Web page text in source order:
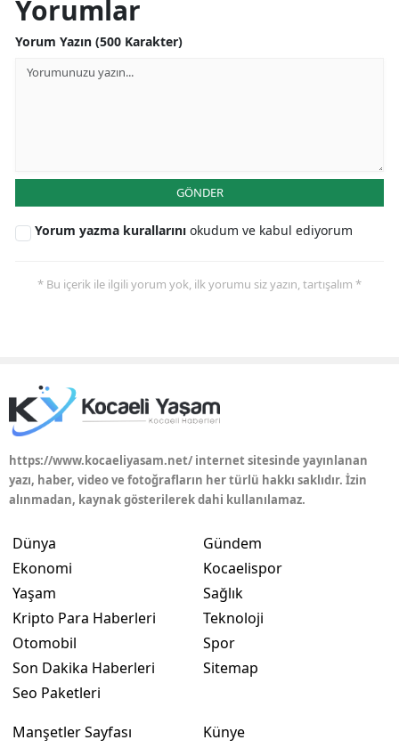
Yorumlar
Yorum Yazın (500 Karakter)
GÖNDER
Yorum yazma kurallarını okudum ve kabul ediyorum
* Bu içerik ile ilgili yorum yok, ilk yorumu siz yazın, tartışalım *
https://www.kocaeliyasam.net/ internet sitesinde yayınlanan
yazı, haber, video ve fotoğrafların her türlü hakkı saklıdır. İzin
alınmadan, kaynak gösterilerek dahi kullanılamaz.
Dünya
Ekonomi
Yaşam
Kripto Para Haberleri
Otomobil
Son Dakika Haberleri
Seo Paketleri
Gündem
Kocaelispor
Sağlık
Teknoloji
Spor
Sitemap
Manşetler Sayfası
Künye